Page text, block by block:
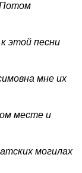
Потом
этой песни
мне их
месте и
могилах